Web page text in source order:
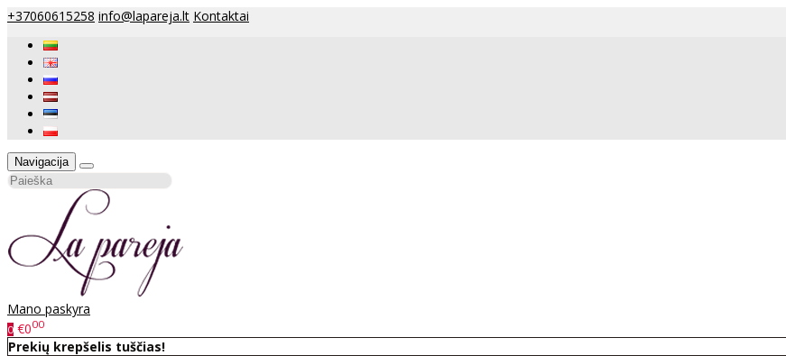
+37060615258 info@lapareja.lt Kontaktai
Navigacija
Mano paskyra
0 €000
Prekių krepšelis tuščias!